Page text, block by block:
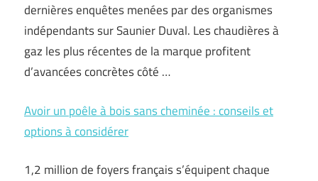
dernières enquêtes menées par des organismes
indépendants sur Saunier Duval. Les chaudières à
gaz les plus récentes de la marque profitent
d’avancées concrètes côté …
Avoir un poêle à bois sans cheminée : conseils et
options à considérer
1,2 million de foyers français s’équipent chaque